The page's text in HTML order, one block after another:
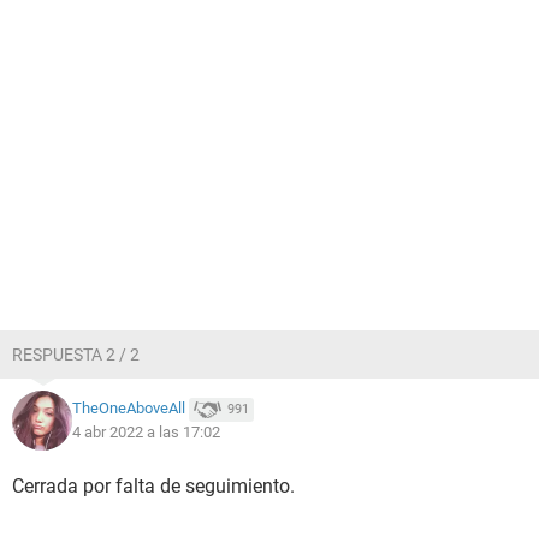
RESPUESTA 2 / 2
TheOneAboveAll 991
4 abr 2022 a las 17:02
Cerrada por falta de seguimiento.